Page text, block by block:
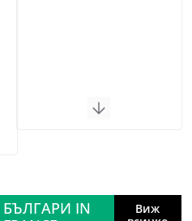
БЪЛГАРИ IN
Виж